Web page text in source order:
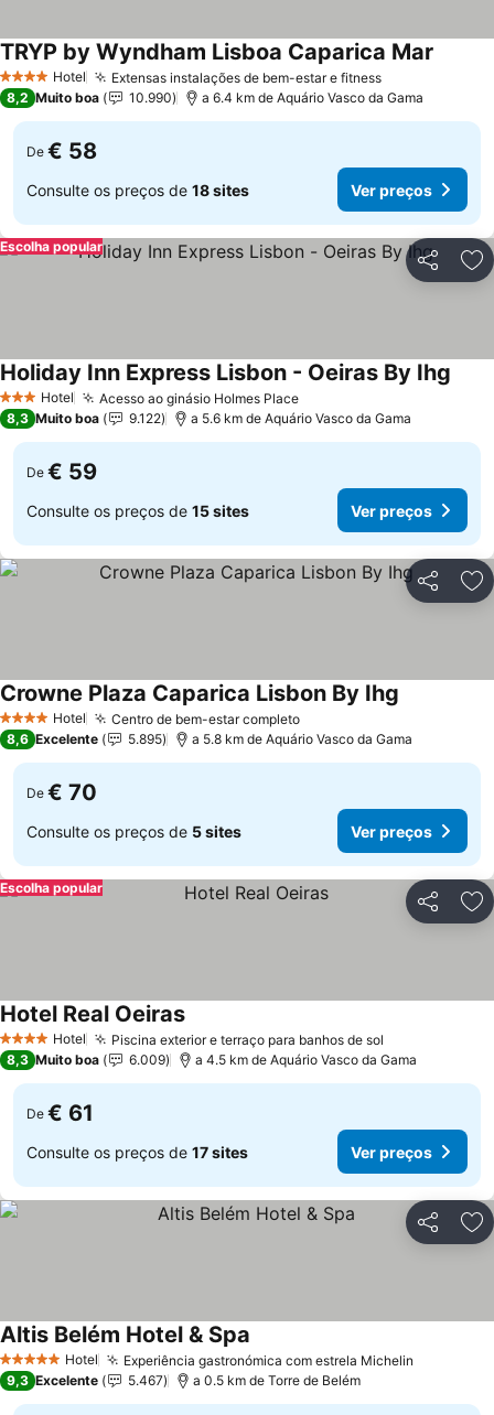
4 EstrelasHotel Extensas instalações de bem-estar e fitnessVer preços
TRYP by Wyndham Lisboa Caparica Mar
8,2 Muito boa 10.990 a 6.4 km de Aquário Vasco da Gama
De € 58
Consulte os preços de 18 sites Ver preços
Partilhar
Escolha popular
3 EstrelasHotel Acesso ao ginásio Holmes PlaceVer preços
Holiday Inn Express Lisbon - Oeiras By Ihg
8,3 Muito boa 9.122 a 5.6 km de Aquário Vasco da Gama
De € 59
Consulte os preços de 15 sites Ver preços
Partilhar
4 EstrelasHotel Centro de bem-estar completoVer preços
Crowne Plaza Caparica Lisbon By Ihg
8,6 Excelente 5.895 a 5.8 km de Aquário Vasco da Gama
De € 70
Consulte os preços de 5 sites Ver preços
Partilhar
Escolha popular
4 EstrelasHotel Piscina exterior e terraço para banhos de sol
Hotel Real OeirasVer preços
8,3 Muito boa 6.009 a 4.5 km de Aquário Vasco da Gama
De € 61
Consulte os preços de 17 sites Ver preços
Partilhar
5 Estrelas Hotel Experiência gastronómica com estrela Michelin
Altis Belém Hotel & Spa
9,3 Excelente 5.467 a 0.5 km de Torre de Belém